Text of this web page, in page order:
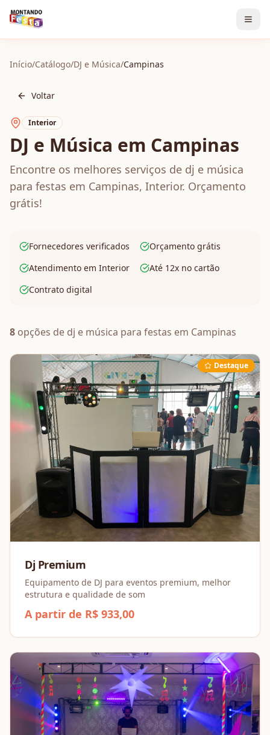
Início/Catálogo/DJ e Música/Campinas
Voltar
Interior
DJ e Música em Campinas
Encontre os melhores serviços de dj e música
para festas em Campinas, Interior. Orçamento
grátis!
Fornecedores verificados
Orçamento grátis
Atendimento em Interior
Até 12x no cartão
Contrato digital
8 opções de dj e música para festas em Campinas
Destaque
Dj Premium
Equipamento de DJ para eventos premium, melhor
estrutura e qualidade de som
A partir de R$ 933,00